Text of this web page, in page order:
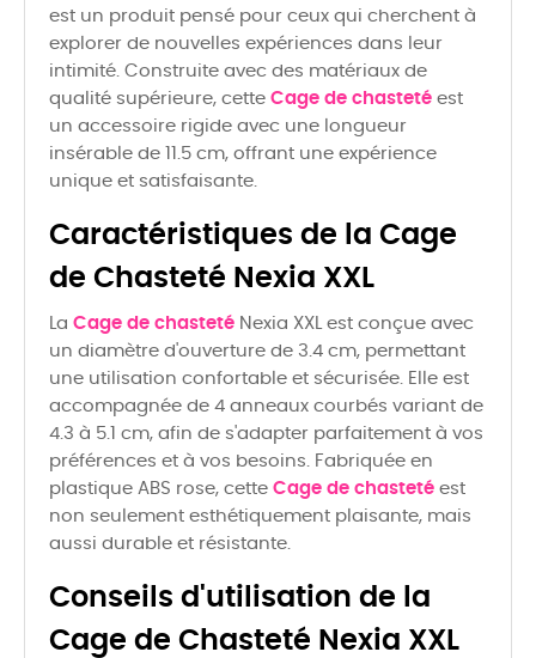
est un produit pensé pour ceux qui cherchent à
explorer de nouvelles expériences dans leur
intimité. Construite avec des matériaux de
qualité supérieure, cette Cage de chasteté est
un accessoire rigide avec une longueur
insérable de 11.5 cm, offrant une expérience
unique et satisfaisante.
Caractéristiques de la Cage
de Chasteté Nexia XXL
La Cage de chasteté Nexia XXL est conçue avec
un diamètre d'ouverture de 3.4 cm, permettant
une utilisation confortable et sécurisée. Elle est
accompagnée de 4 anneaux courbés variant de
4.3 à 5.1 cm, afin de s'adapter parfaitement à vos
préférences et à vos besoins. Fabriquée en
plastique ABS rose, cette Cage de chasteté est
non seulement esthétiquement plaisante, mais
aussi durable et résistante.
Conseils d'utilisation de la
Cage de Chasteté Nexia XXL